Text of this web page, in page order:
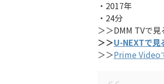
・2017年
・24分
＞＞DMM TVで見
＞＞U-NEXTで見
＞＞Prime Video